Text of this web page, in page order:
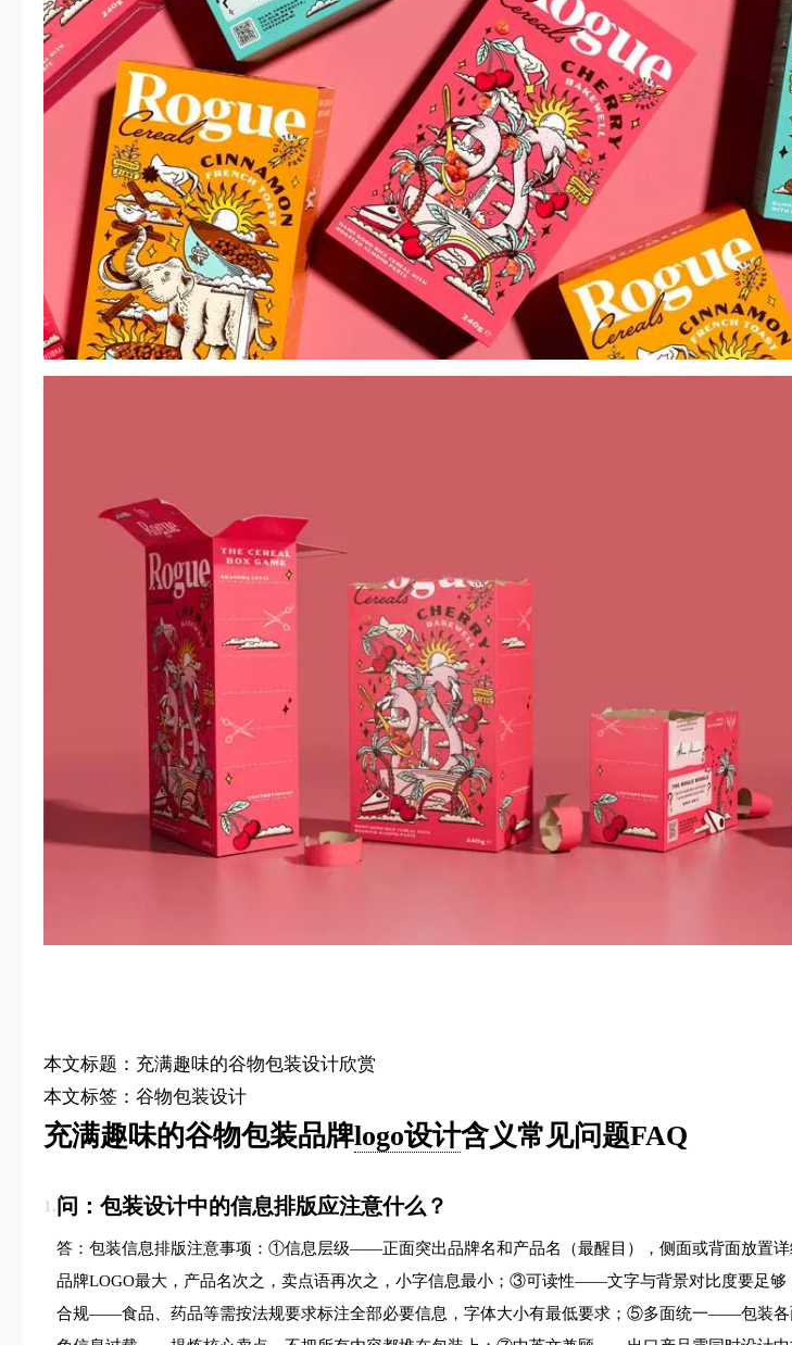
本文标题：充满趣味的谷物包装设计欣赏
本文标签：谷物包装设计
充满趣味的谷物包装品牌logo设计含义常见问题FAQ
1.问：包装设计中的信息排版应注意什么？
答：包装信息排版注意事项：①信息层级——正面突出品牌名和产品名（最醒目），侧面或背面放
品牌LOGO最大，产品名次之，卖点语再次之，小字信息最小；③可读性——文字与背景对比度要足
合规——食品、药品等需按法规要求标注全部必要信息，字体大小有最低要求；⑤多面统一——包装